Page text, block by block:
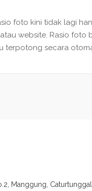
foto kini tidak lagi
website. Rasio
terpotong secara
Manggung,